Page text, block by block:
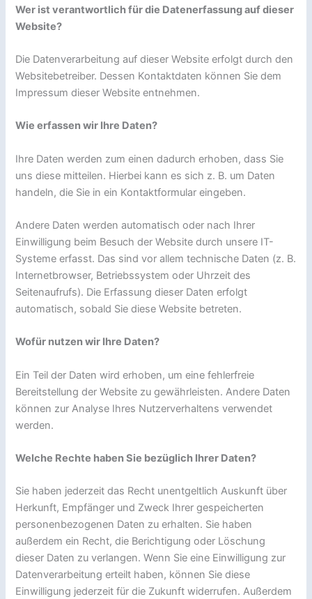
Wer ist verantwortlich für die Datenerfassung auf dieser
Website?
Die Datenverarbeitung auf dieser Website erfolgt durch den
Websitebetreiber. Dessen Kontaktdaten können Sie dem
Impressum dieser Website entnehmen.
Wie erfassen wir Ihre Daten?
Ihre Daten werden zum einen dadurch erhoben, dass Sie
uns diese mitteilen. Hierbei kann es sich z. B. um Daten
handeln, die Sie in ein Kontaktformular eingeben.
Andere Daten werden automatisch oder nach Ihrer
Einwilligung beim Besuch der Website durch unsere IT-
Systeme erfasst. Das sind vor allem technische Daten (z. B.
Internetbrowser, Betriebssystem oder Uhrzeit des
Seitenaufrufs). Die Erfassung dieser Daten erfolgt
automatisch, sobald Sie diese Website betreten.
Wofür nutzen wir Ihre Daten?
Ein Teil der Daten wird erhoben, um eine fehlerfreie
Bereitstellung der Website zu gewährleisten. Andere Daten
können zur Analyse Ihres Nutzerverhaltens verwendet
werden.
Welche Rechte haben Sie bezüglich Ihrer Daten?
Sie haben jederzeit das Recht unentgeltlich Auskunft über
Herkunft, Empfänger und Zweck Ihrer gespeicherten
personenbezogenen Daten zu erhalten. Sie haben
außerdem ein Recht, die Berichtigung oder Löschung
dieser Daten zu verlangen. Wenn Sie eine Einwilligung zur
Datenverarbeitung erteilt haben, können Sie diese
Einwilligung jederzeit für die Zukunft widerrufen. Außerdem